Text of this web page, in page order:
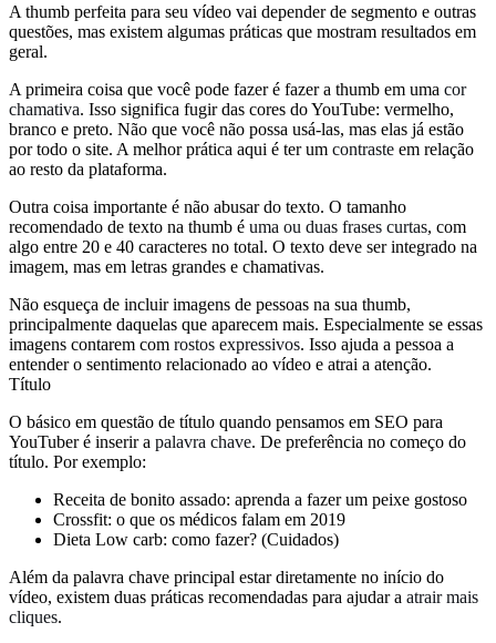
A thumb perfeita para seu vídeo vai depender de segmento e outras
questões, mas existem algumas práticas que mostram resultados em
geral.
A primeira coisa que você pode fazer é fazer a thumb em uma cor
chamativa. Isso significa fugir das cores do YouTube: vermelho,
branco e preto. Não que você não possa usá-las, mas elas já estão
por todo o site. A melhor prática aqui é ter um contraste em relação
ao resto da plataforma.
Outra coisa importante é não abusar do texto. O tamanho
recomendado de texto na thumb é uma ou duas frases curtas, com
algo entre 20 e 40 caracteres no total. O texto deve ser integrado na
imagem, mas em letras grandes e chamativas.
Não esqueça de incluir imagens de pessoas na sua thumb,
principalmente daquelas que aparecem mais. Especialmente se essas
imagens contarem com rostos expressivos. Isso ajuda a pessoa a
entender o sentimento relacionado ao vídeo e atrai a atenção.
Título
O básico em questão de título quando pensamos em SEO para
YouTuber é inserir a palavra chave. De preferência no começo do
título. Por exemplo:
Receita de bonito assado: aprenda a fazer um peixe gostoso
Crossfit: o que os médicos falam em 2019
Dieta Low carb: como fazer? (Cuidados)
Além da palavra chave principal estar diretamente no início do
vídeo, existem duas práticas recomendadas para ajudar a atrair mais
cliques.